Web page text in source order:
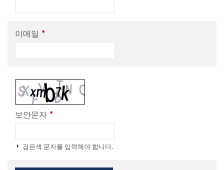
이메일 *
보안문자 *
검은색 문자를 입력해야 합니다.